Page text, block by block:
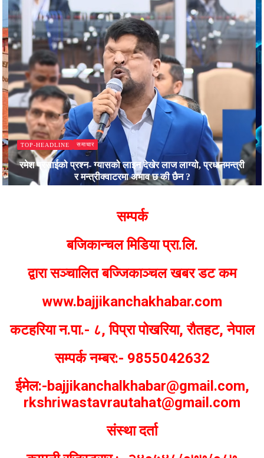
TOP-HEADLINE समाचार
रमेश प्रसाईको प्रश्न- ग्यासको लाइन देखेर लाज लाग्यो, प्रधानमन्त्री
र मन्त्रीक्वाटरमा अभाव छ की छैन ?
सम्पर्क
बजिकान्चल मिडिया प्रा.लि.
द्वारा सञ्चालित बज्जिकाञ्चल खबर डट कम
www.bajjikanchakhabar.com
कटहरिया न.पा.- ८, पिप्रा पोखरिया, रौतहट, नेपाल
सम्पर्क नम्बर:- 9855042632
ईमेल:-bajjikanchalkhabar@gmail.com,
rkshriwastavrautahat@gmail.com
संस्था दर्ता